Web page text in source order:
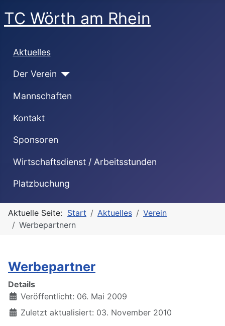
TC Wörth am Rhein
Aktuelles
Der Verein
Mannschaften
Kontakt
Sponsoren
Wirtschaftsdienst / Arbeitsstunden
Platzbuchung
Aktuelle Seite: Start Aktuelles
Verein
Werbepartnern
Werbepartner
Details
Veröffentlicht: 06. Mai 2009
Zuletzt aktualisiert: 03. November 2010